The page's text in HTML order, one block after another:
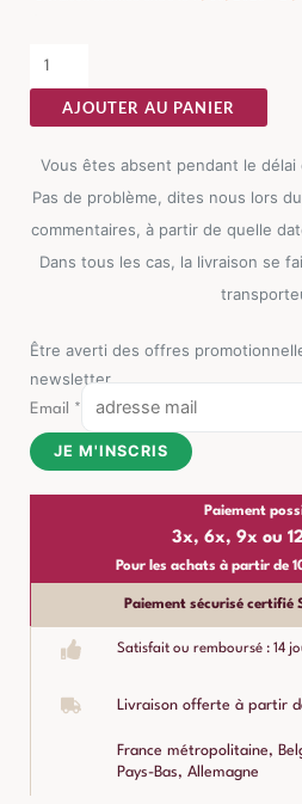
Blanc
Bois-
Rotin
AJOUTER AU PANIER
Vous êtes absent pendant le
Pas de problème, dites nous lors
commentaires, à partir de quelle
Dans tous les cas, la livraison se
Être averti des offres
newsletter
Email *
JE M'INSCRIS
Paiement
3x, 6x, 9x ou
Pour les achats à partir de
Paiement sécurisé certifié
Satisfait ou remboursé : 14
Livraison offerte à partir
France métropolitaine,
Pays-Bas, Allemagne